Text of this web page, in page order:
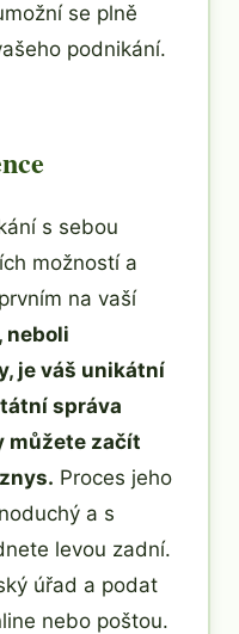
se plně
podnikání.
s sebou
možností a
na vaší
neboli
je váš unikátní
správa
můžete začít
Proces jeho
a s
levou zadní.
úřad a podat
nebo poštou.